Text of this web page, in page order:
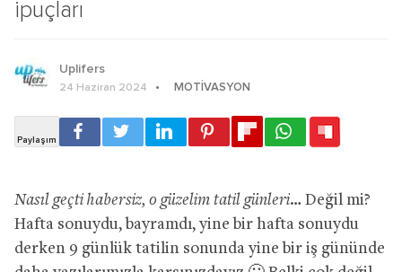
ipuçları
Uplifers
24 Haziran 2024 MOTIVASYON
Nasıl geçti habersiz, o güzelim tatil günleri… Değil mi?
Hafta sonuydu, bayramdı, yine bir hafta sonuydu
derken 9 günlük tatilin sonunda yine bir iş gününde